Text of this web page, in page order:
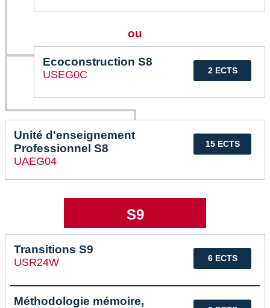
ou
2 ECTS
Ecoconstruction S8
USEG0C
15 ECTS
Unité d'enseignement
Professionnel S8
UAEG04
S9
6 ECTS
Transitions S9
USR24W
Méthodologie mémoire,